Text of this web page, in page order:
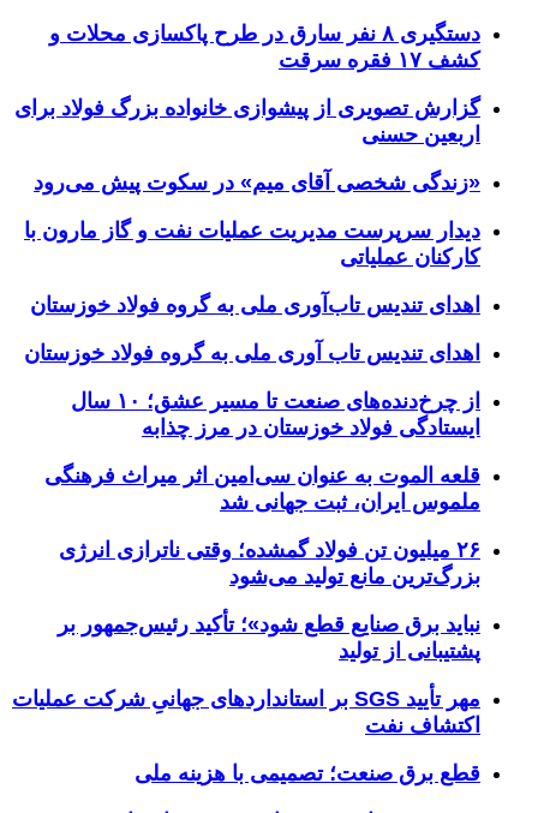
دستگیری ۸ نفر سارق در طرح پاکسازی محلات و
کشف ۱۷ فقره سرقت
گزارش تصویری از پیشوازی خانواده بزرگ فولاد برای
اربعین حسنی
«زندگی شخصی آقای میم» در سکوت پیش می‌رود
دیدار سرپرست مدیریت عملیات نفت و گاز مارون با
کارکنان عملیاتی
اهدای تندیس تاب‌آوری ملی به گروه فولاد خوزستان
اهدای تندیس تاب آوری ملی به گروه فولاد خوزستان
از چرخ‌دنده‌های صنعت تا مسیر عشق؛ ۱۰ سال
ایستادگی فولاد خوزستان در مرز چذابه
قلعه الموت به عنوان سی‌امین اثر میراث‌ فرهنگی
ملموس ایران، ثبت جهانی شد
۲۶ میلیون تن فولاد گمشده؛ وقتی ناترازی انرژی
بزرگ‌ترین مانع تولید می‌شود
نباید برق صنایع قطع شود»؛ تأکید رئیس‌جمهور بر
پشتیبانی از تولید
مهر تأیید SGS بر استانداردهای جهانیِ شرکت عملیات
اکتشاف نفت
قطع برق صنعت؛ تصمیمی با هزینه ملی